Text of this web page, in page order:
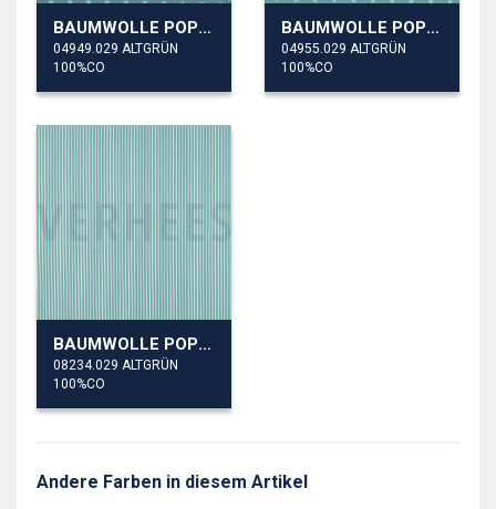
BAUMWOLLE POPELINE PUNKTE
04949.029 ALTGRÜN
100%CO
BAUMWOLLE POPELINE KLEINE STERNE
04955.029 ALTGRÜN
100%CO
BAUMWOLLE POPELINE STREIFEN
08234.029 ALTGRÜN
100%CO
Andere Farben in diesem Artikel